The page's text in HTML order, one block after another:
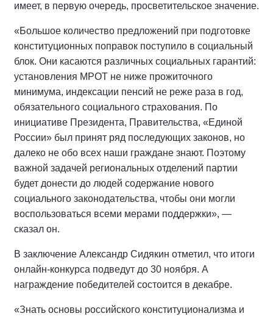
имеет, в первую очередь, просветительское значение.
«Большое количество предложений при подготовке
конституционных поправок поступило в социальный
блок. Они касаются различных социальных гарантий:
установления МРОТ не ниже прожиточного
минимума, индексации пенсий не реже раза в год,
обязательного социального страхования. По
инициативе Президента, Правительства, «Единой
России» был принят ряд последующих законов, но
далеко не обо всех наши граждане знают. Поэтому
важной задачей региональных отделений партии
будет донести до людей содержание нового
социального законодательства, чтобы они могли
воспользоваться всеми мерами поддержки», —
сказал он.
В заключение Александр Сидякин отметил, что итоги
онлайн-конкурса подведут до 30 ноября. А
награждение победителей состоится в декабре.
«Знать основы российского конституционализма и